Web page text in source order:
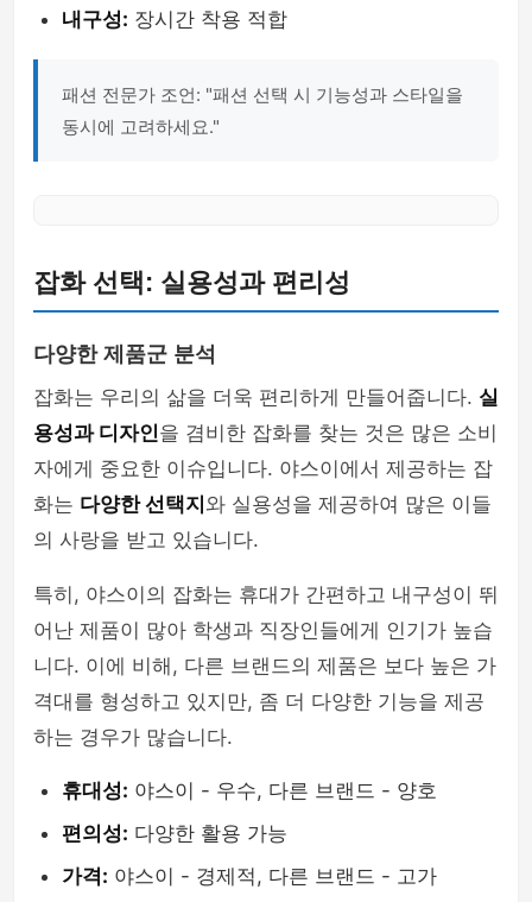
내구성: 장시간 착용 적합
패션 전문가 조언: "패션 선택 시 기능성과 스타일을
동시에 고려하세요."
잡화 선택: 실용성과 편리성
다양한 제품군 분석
잡화는 우리의 삶을 더욱 편리하게 만들어줍니다. 실
용성과 디자인을 겸비한 잡화를 찾는 것은 많은 소비
자에게 중요한 이슈입니다. 야스이에서 제공하는 잡
화는 다양한 선택지 와 실용성을 제공하여 많은 이들
의 사랑을 받고 있습니다.
특히, 야스이의 잡화는 휴대가 간편하고 내구성이 뛰
어난 제품이 많아 학생과 직장인들에게 인기가 높습
니다. 이에 비해, 다른 브랜드의 제품은 보다 높은 가
격대를 형성하고 있지만, 좀 더 다양한 기능을 제공
하는 경우가 많습니다.
휴대성: 야스이 - 우수, 다른 브랜드 - 양호
편의성: 다양한 활용 가능
가격: 야스이 - 경제적, 다른 브랜드 - 고가